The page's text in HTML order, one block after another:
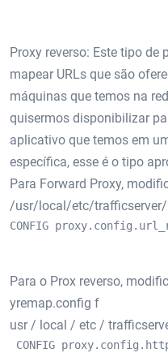
Proxy reverso: Este tipo de
mapear URLs que são
máquinas que temos na
quisermos disponibilizar
aplicativo que temos em
específica, esse é o tipo
Para Forward Proxy,
/usr/local/etc/trafficserver/
CONFIG
Para o Prox reverso,
yremap.config f
usr / local / etc /
CONFIG